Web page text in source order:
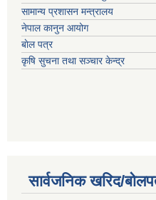
सामान्य प्रशासन मन्त्रालय
नेपाल कानुन आयोग
बाेल पत्र
कृषि सुचना तथा सञ्चार केन्द्र
सार्वजनिक खरिद/